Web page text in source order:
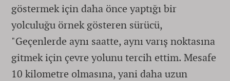
göstermek için daha önce yaptığı bir
yolculuğu örnek gösteren sürücü,
"Geçenlerde aynı saatte, aynı varış noktasına
gitmek için çevre yolunu tercih ettim. Mesafe
10 kilometre olmasına, yani daha uzun